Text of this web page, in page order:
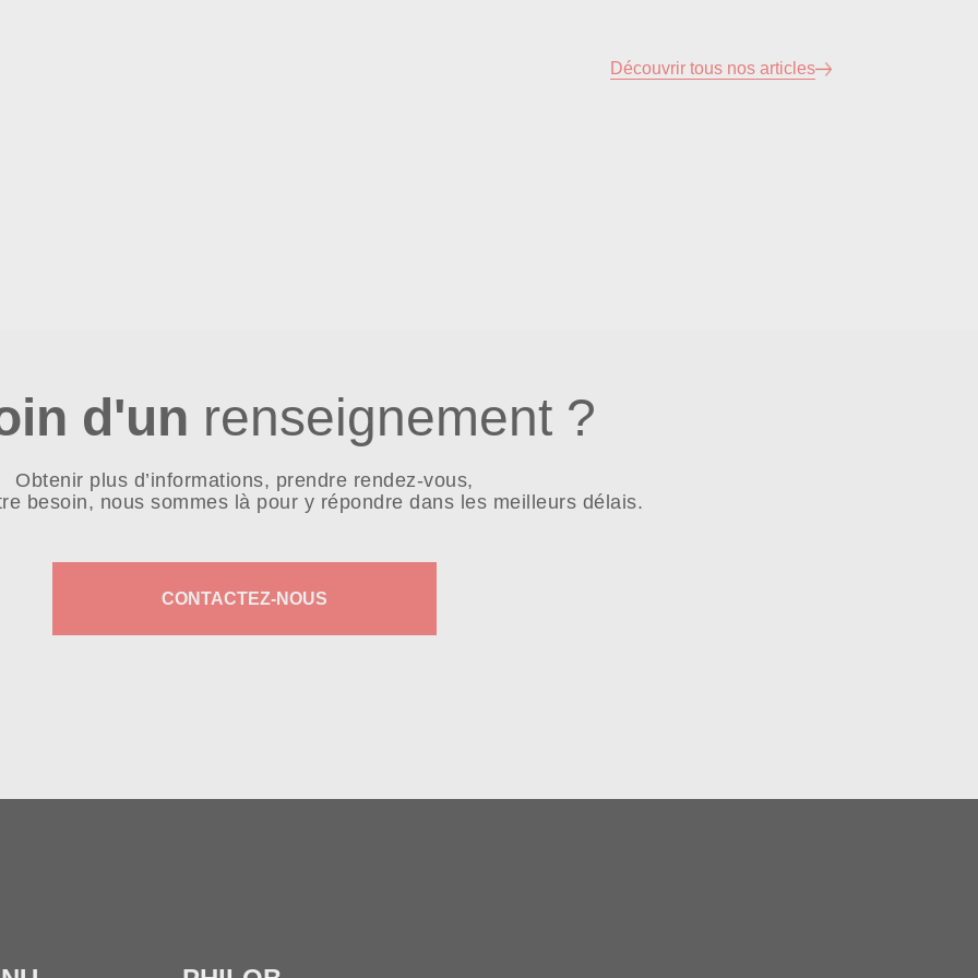
Découvrir tous nos articles
d'un renseignement ?
Obtenir plus d’informations, prendre rendez-vous,
besoin, nous sommes là pour y répondre dans les meilleurs délais.
CONTACTEZ-NOUS